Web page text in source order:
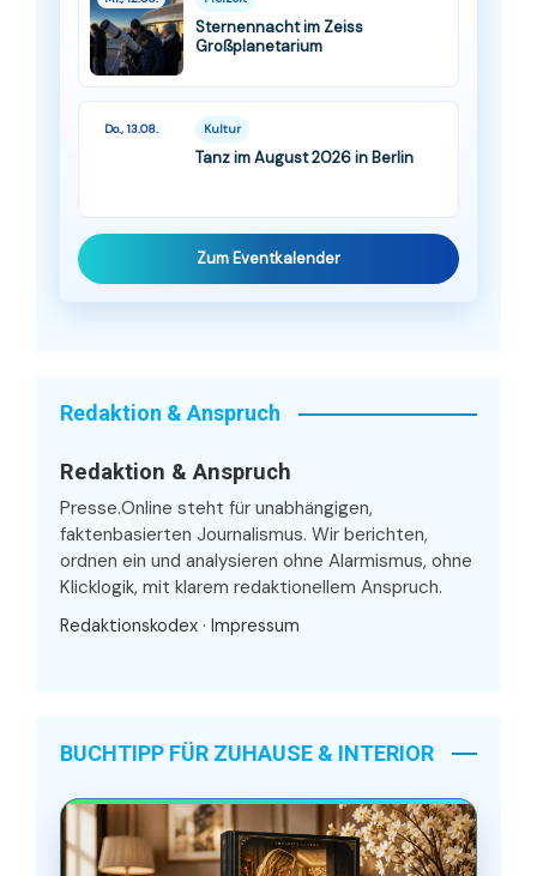
Sternennacht im Zeiss
Großplanetarium
Do., 13.08. Kultur
Tanz im August 2026 in Berlin
Zum Eventkalender
Redaktion & Anspruch
Redaktion & Anspruch
Presse.Online steht für unabhängigen,
faktenbasierten Journalismus. Wir berichten,
ordnen ein und analysieren ohne Alarmismus, ohne
Klicklogik, mit klarem redaktionellem Anspruch.
Redaktionskodex · Impressum
BUCHTIPP FÜR ZUHAUSE & INTERIOR